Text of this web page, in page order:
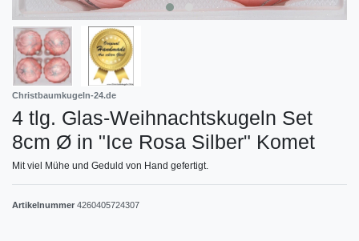
Christbaumkugeln-24.de
4 tlg. Glas-Weihnachtskugeln Set
8cm Ø in "Ice Rosa Silber" Komet
Mit viel Mühe und Geduld von Hand gefertigt.
Artikelnummer 4260405724307